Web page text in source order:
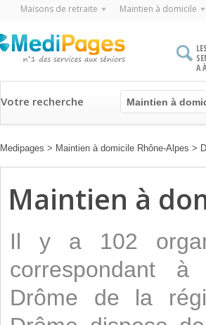
Maisons de retraite Maintien à domicile
LES
A
Votre recherche Maintien à
Medipages > Maintien à domicile Rhône-Alpes >
Maintien à
Il y a 102
correspondant
Drôme de la